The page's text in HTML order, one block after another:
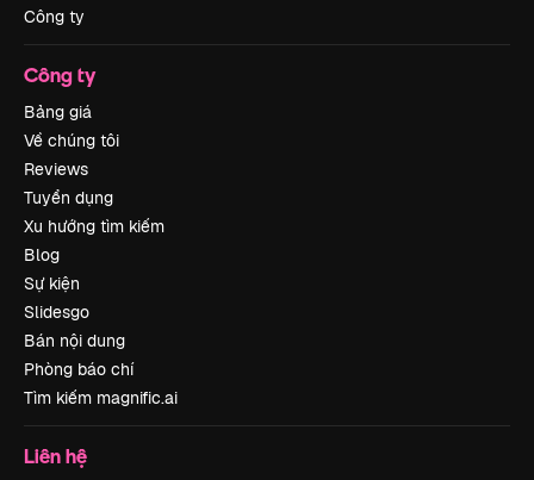
Công ty
Công ty
Bảng giá
Về chúng tôi
Reviews
Tuyển dụng
Xu hướng tìm kiếm
Blog
Sự kiện
Slidesgo
Bán nội dung
Phòng báo chí
Tìm kiếm magnific.ai
Liên hệ